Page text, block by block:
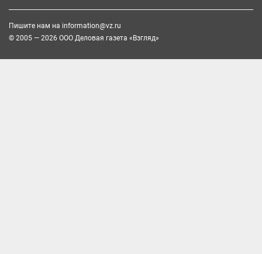
Пишите нам на information@vz.ru
© 2005 — 2026 ООО Деловая газета «Взгляд»